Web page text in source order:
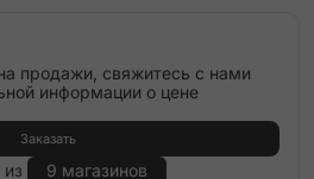
продажи, свяжитесь с нами
информации о цене
Заказать
9 магазинов